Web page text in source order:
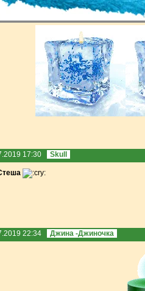
17:30 Skull
22:34 Джина -Джиночка